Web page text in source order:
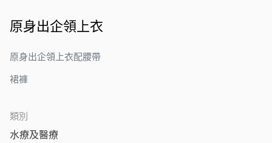
原身出企領上衣
原身出企領上衣配腰帶
裙褲
類別
水療及醫療